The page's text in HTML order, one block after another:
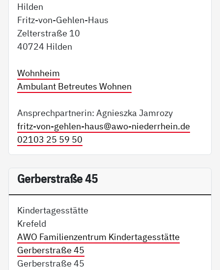
Hilden
Fritz-von-Gehlen-Haus
Zelterstraße 10
40724 Hilden
Wohnheim
Ambulant Betreutes Wohnen
Ansprechpartnerin: Agnieszka Jamrozy
fritz-von-gehlen-haus@awo-niederrhein.de
02103 25 59 50
Gerberstraße 45
Kindertagesstätte
Krefeld
AWO Familienzentrum Kindertagesstätte
Gerberstraße 45
Gerberstraße 45